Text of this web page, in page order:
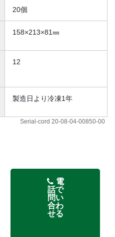
20個
158×213×81㎜
12
製造日より冷凍1年
Serial-cord 20-08-04-00850-00
電
話で
問い
合わ
せる